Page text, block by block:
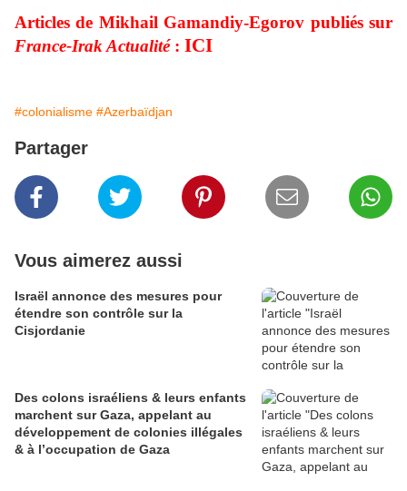
Articles de Mikhail Gamandiy-Egorov publiés sur
France-Irak Actualité: ICI
#colonialisme #Azerbaïdjan
Partager
Vous aimerez aussi
Israël annonce des mesures pour
étendre son contrôle sur la
Cisjordanie
Des colons israéliens & leurs enfants
marchent sur Gaza, appelant au
développement de colonies illégales
& à l’occupation de Gaza